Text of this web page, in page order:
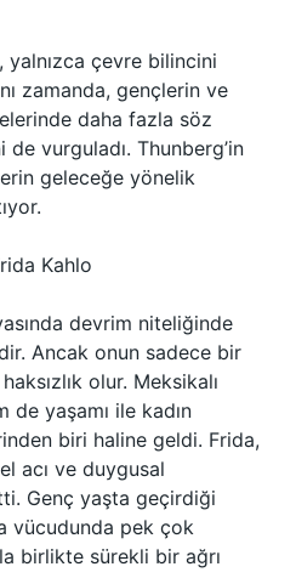
yalnızca çevre bilincini
zamanda, gençlerin ve
daha fazla söz
de vurguladı. Thunberg’in
geleceğe yönelik
Kahlo
devrim niteliğinde
Ancak onun sadece bir
olur. Meksikalı
de yaşamı ile kadın
biri haline geldi. Frida,
acı ve duygusal
Genç yaşta geçirdiği
vücudunda pek çok
birlikte sürekli bir ağrı